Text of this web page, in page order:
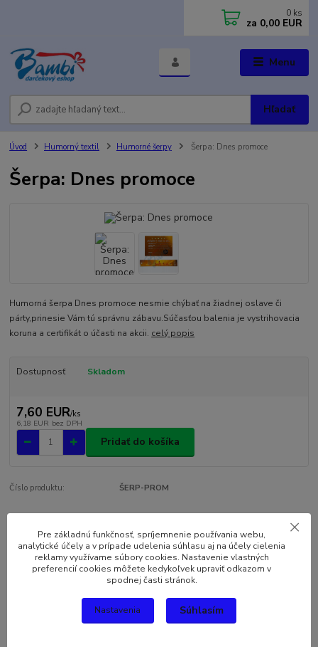
Menu
Hľadať
0 ks
za 0,00 EUR
Úvod Humorný textil Humorné šerpy Šerpa: Dnes promoce
Šerpa: Dnes promoce
Humorná šerpa Dnes promoce nesmie chýbať na žiadnej oslave či
párty,prinesie Vám tú správnu zábavu.Súčasťou balenia je vystrihovacia
koruna a certifikát o účasti na akcii. celý popis
Dostupnosť Skladom
7,60 EUR/ks
6,18 EUR bez DPH
Pridať do košíka
Číslo produktu: ŠERP-PROM
Kompletné špecifikácie
Komentáre 0
Kompletné špecifikácie
Pre základnú funkčnosť, spríjemnenie používania webu,
analytické účely a v prípade udelenia súhlasu aj na účely cielenia
reklamy využívame súbory cookies. Nastavenie vlastných
preferencií cookies môžete kedykoľvek upraviť odkazom v
spodnej časti stránok.
Nastavenia Súhlasím